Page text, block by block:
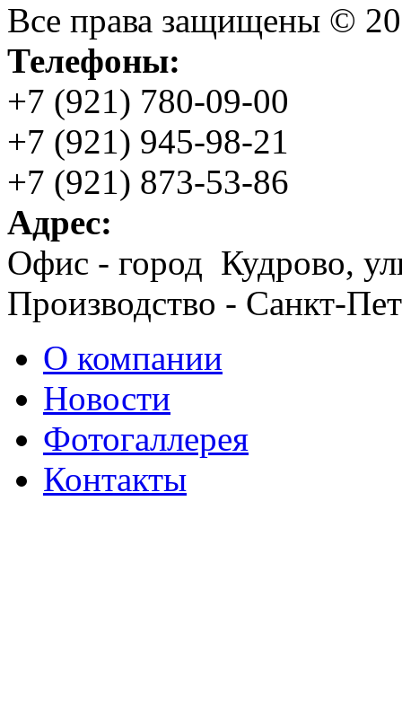
Все права защищены ©
Телефоны:
+7 (921) 780-09-00
+7 (921) 945-98-21
+7 (921) 873-53-86
Адрес:
Офис - город Кудрово,
Производство - Санкт-
О компании
Новости
Фотогаллерея
Контакты